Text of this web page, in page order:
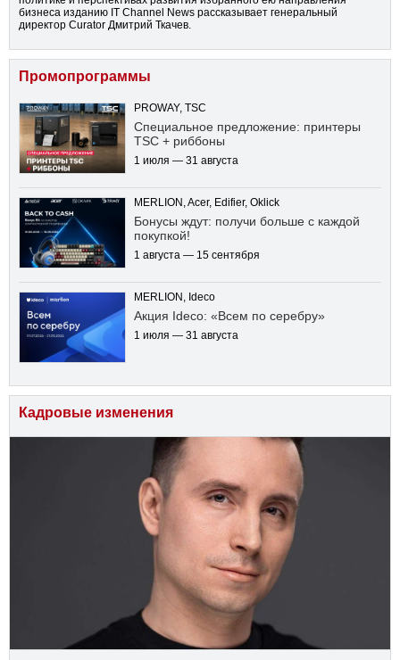
бизнеса изданию IT Channel News рассказывает генеральный
директор Curator Дмитрий Ткачев.
Промопрограммы
PROWAY, TSC
Специальное предложение: принтеры
TSC + риббоны
1 июля — 31 августа
MERLION, Acer, Edifier, Oklick
Бонусы ждут: получи больше с каждой
покупкой!
1 августа — 15 сентября
MERLION, Ideco
Акция Ideco: «Всем по серебру»
1 июля — 31 августа
Кадровые изменения